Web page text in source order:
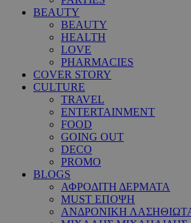
BEAUTY
BEAUTY
HEALTH
LOVE
PHARMACIES
COVER STORY
CULTURE
TRAVEL
ENTERTAINMENT
FOOD
GOING OUT
DECO
PROMO
BLOGS
ΑΦΡΟΔΙΤΗ ΔΕΡΜΑΤΑ
MUST ΕΠΟΨΗ
ΑΝΔΡΟΝΙΚΗ